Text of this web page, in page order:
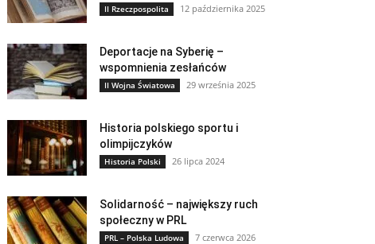
II Rzeczpospolita 12 października 2025
Deportacje na Syberię –
wspomnienia zesłańców
II Wojna Światowa 29 września 2025
Historia polskiego sportu i
olimpijczyków
Historia Polski 26 lipca 2024
Solidarność – największy ruch
społeczny w PRL
PRL – Polska Ludowa 7 czerwca 2026